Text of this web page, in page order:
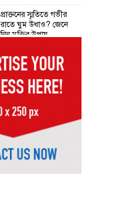
প্রাক্তনের স্মৃতিতে গভীর
রাতে ঘুম উধাও? জেনে
নিন মুক্তির উপায়
দেশের আট জেলায়
বজ্রবৃষ্টির আশঙ্কা, ছয়
অর্ধশতাধিক বাংলাদেশিসহ
গ্রিসের উপকূলে ২০২
অভিবাসী উদ্ধার
সৌদি আরব, পাকিস্তান ও
তুরস্কের মধ্যে যৌথ
প্রতিরক্ষা চুক্তি স্বাক্ষর